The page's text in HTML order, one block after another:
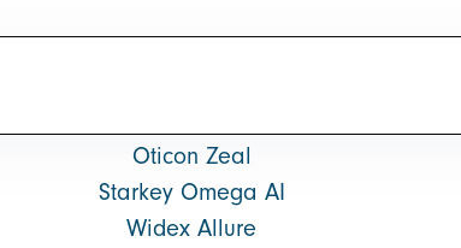
Oticon Zeal
Starkey Omega AI
Widex Allure